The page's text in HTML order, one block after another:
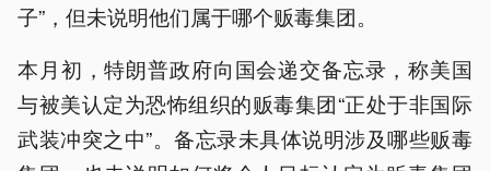
子”，但未说明他们属于哪个贩毒集团。
本月初，特朗普政府向国会递交备忘录，称美国
与被美认定为恐怖组织的贩毒集团“正处于非国际
武装冲突之中”。备忘录未具体说明涉及哪些贩毒